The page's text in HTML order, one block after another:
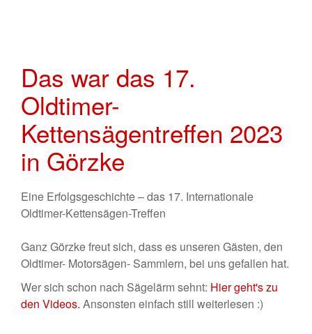
Das war das 17.
Oldtimer-
Kettensägentreffen 2023
in Görzke
Eine Erfolgsgeschichte – das 17. Internationale
Oldtimer-Kettensägen-Treffen
Ganz Görzke freut sich, dass es unseren Gästen, den
Oldtimer- Motorsägen- Sammlern, bei uns gefallen hat.
Wer sich schon nach Sägelärm sehnt: Hier geht's zu
den Videos. Ansonsten einfach still weiterlesen :)